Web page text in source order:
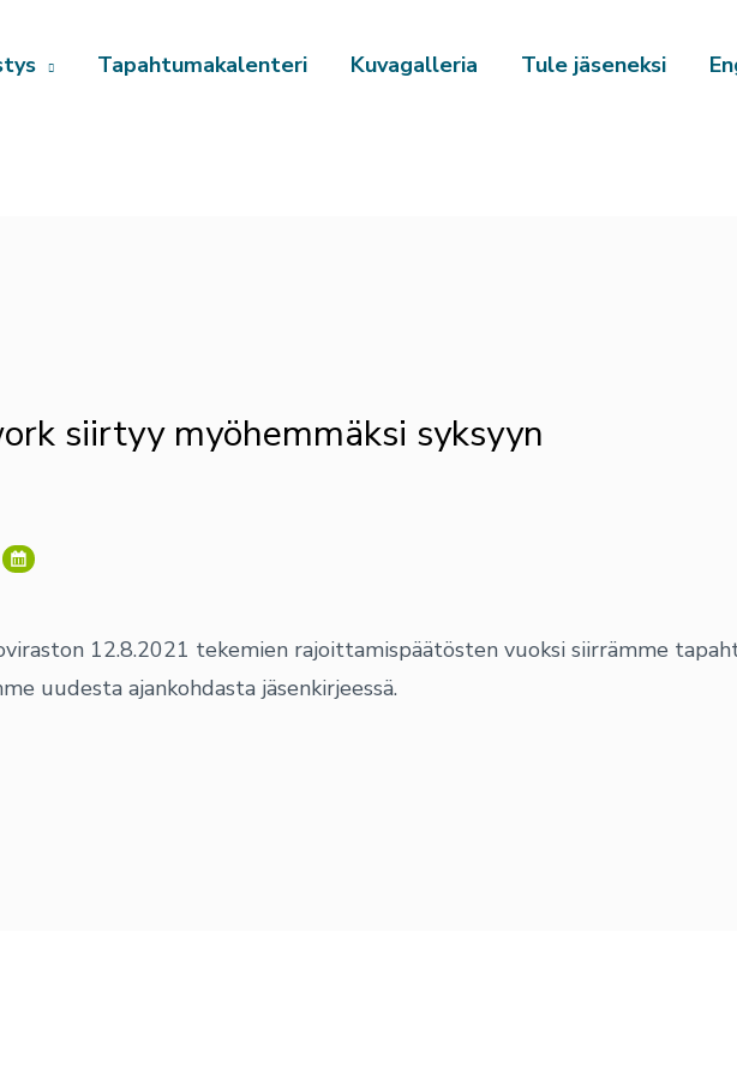
Tapahtumakalenteri Kuvagalleria Tule jäseneksi
siirtyy myöhemmäksi syksyyn
12.8.2021 tekemien rajoittamispäätösten vuoksi siirrämme
uudesta ajankohdasta jäsenkirjeessä.